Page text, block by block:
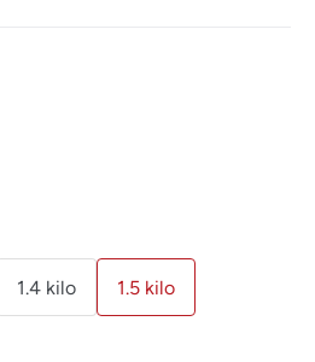
1.4 kilo 1.5 kilo